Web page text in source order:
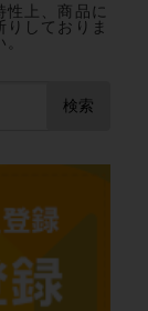
性上、商品に
しておりま
検索